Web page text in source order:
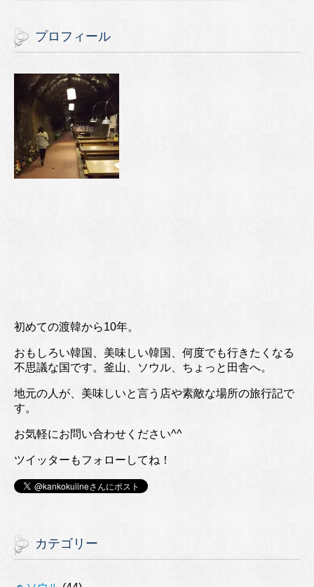
プロフィール
初めての渡韓から10年。
おもしろい韓国、美味しい韓国、何度でも行きたくなる
不思議な国です。釜山、ソウル、ちょっと田舎へ。
地元の人が、美味しいと言う店や素敵な場所の旅行記で
す。
お気軽にお問い合わせください^^
ツイッターもフォローしてね！
カテゴリー